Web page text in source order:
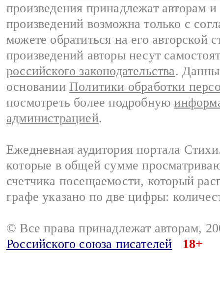
произведения принадлежат авторам
произведений возможна только с
можете обратиться на его авторской
произведений авторы несут
российского законодательства.
основании Политики обработки
посмотреть более подробную
администрацией.
Ежедневная аудитория портала
которые в общей сумме
счетчика посещаемости, который
графе указано по две цифры:
© Все права принадлежат авторам,
Российского союза писателей
18+